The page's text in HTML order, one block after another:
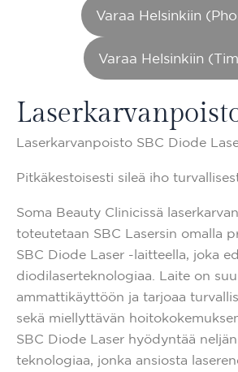
Varaa Helsinkiin
Varaa Helsinkiin
Laserkarvanpoisto SBC Diode
Pitkäkestoisesti sileä iho
Soma Beauty Clinicissä
toteutetaan SBC Lasersin omalla
SBC Diode Laser -laitteella, joka
diodilaserteknologiaa. Laite on
ammattikäyttöön ja tarjoaa
sekä miellyttävän
SBC Diode Laser hyödyntää
teknologiaa, jonka ansiosta